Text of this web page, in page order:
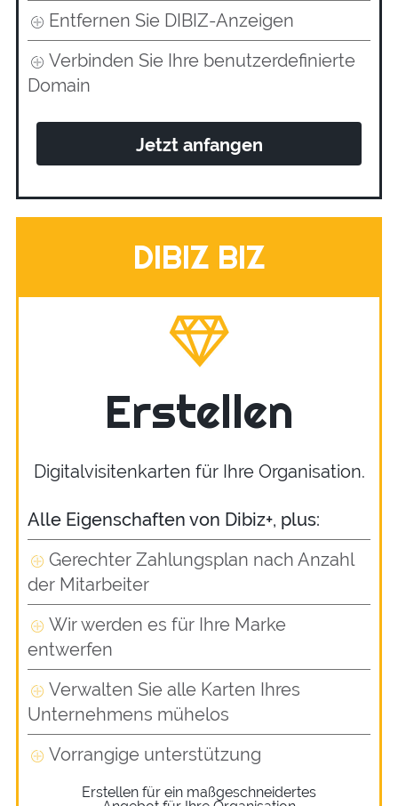
Entfernen Sie DIBIZ-Anzeigen
Verbinden Sie Ihre benutzerdefinierte
Domain
Jetzt anfangen
DIBIZ BIZ
Erstellen
Digitalvisitenkarten für Ihre Organisation.
Alle Eigenschaften von Dibiz+, plus:
Gerechter Zahlungsplan nach Anzahl
der Mitarbeiter
Wir werden es für Ihre Marke
entwerfen
Verwalten Sie alle Karten Ihres
Unternehmens mühelos
Vorrangige unterstützung
Erstellen für ein maßgeschneidertes